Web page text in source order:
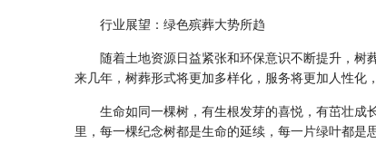
行业展望：绿色殡葬大势所趋
随着土地资源日益紧张和环保意识不断提升，树
来几年，树葬形式将更加多样化，服务将更加人性化
生命如同一棵树，有生根发芽的喜悦，有茁壮
里，每一棵纪念树都是生命的延续，每一片绿叶都是